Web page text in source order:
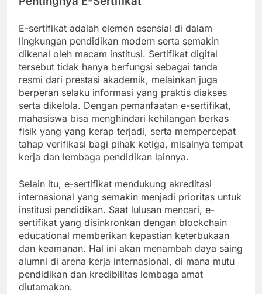
E-sertifikat adalah elemen esensial di dalam
lingkungan pendidikan modern serta semakin
dikenal oleh macam institusi. Sertifikat digital
tersebut tidak hanya berfungsi sebagai tanda
resmi dari prestasi akademik, melainkan juga
berperan selaku informasi yang praktis diakses
serta dikelola. Dengan pemanfaatan e-sertifikat,
mahasiswa bisa menghindari kehilangan berkas
fisik yang yang kerap terjadi, serta mempercepat
tahap verifikasi bagi pihak ketiga, misalnya tempat
kerja dan lembaga pendidikan lainnya.
Selain itu, e-sertifikat mendukung akreditasi
internasional yang semakin menjadi prioritas untuk
institusi pendidikan. Saat lulusan mencari, e-
sertifikat yang disinkronkan dengan blockchain
educational memberikan kepastian keterbukaan
dan keamanan. Hal ini akan menambah daya saing
alumni di arena kerja internasional, di mana mutu
pendidikan dan kredibilitas lembaga amat
diutamakan.